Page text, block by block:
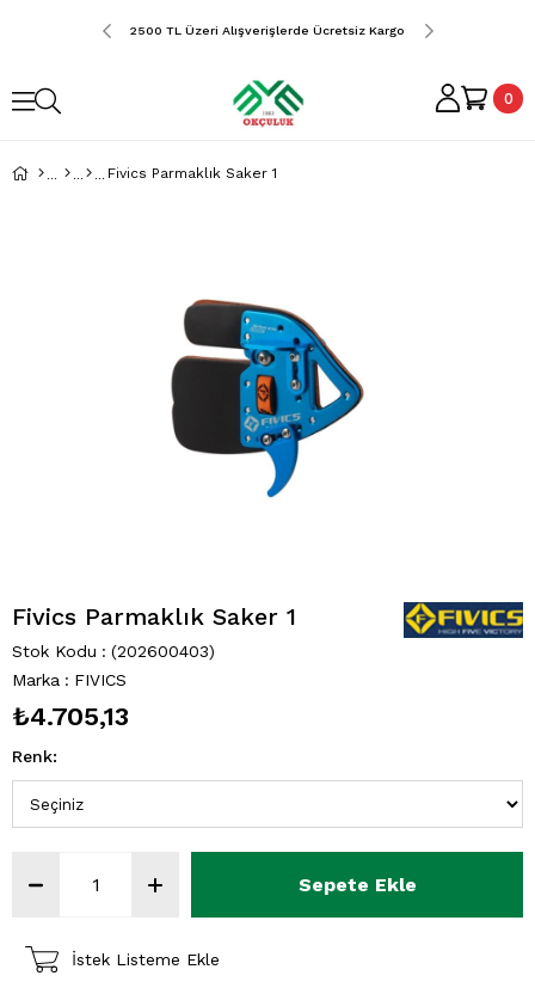
Ücretsiz Kargo 2500 TL Üzeri Alışverişlerde Ücretsiz Kargo 2500 TL Üzeri
0
Fivics Parmaklık Saker 1
Fivics Parmaklık Saker 1
Stok Kodu
(202600403)
Marka : FIVICS
₺4.705,13
Renk:
İstek Listeme Ekle